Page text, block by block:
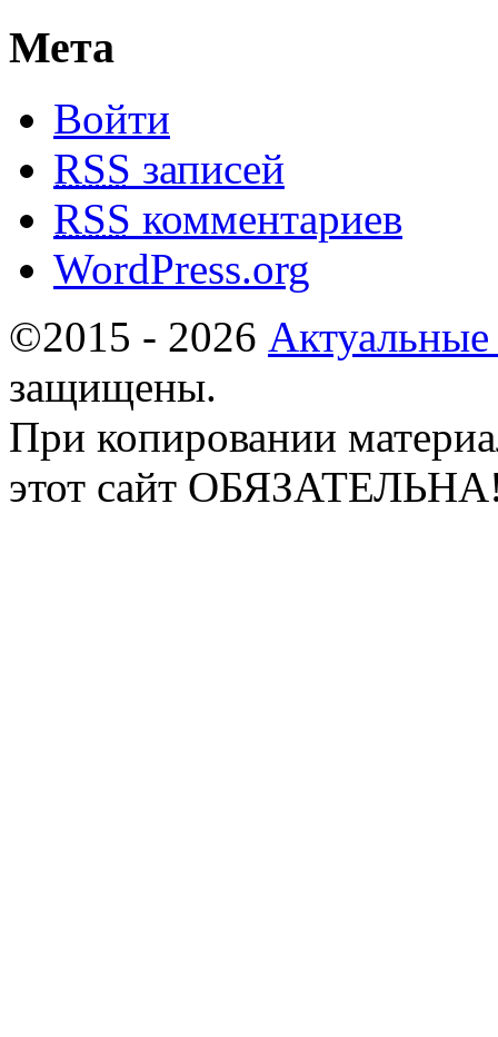
Мета
Войти
RSS записей
RSS комментариев
WordPress.org
©2015 - 2026
защищены.
При копировании
этот сайт